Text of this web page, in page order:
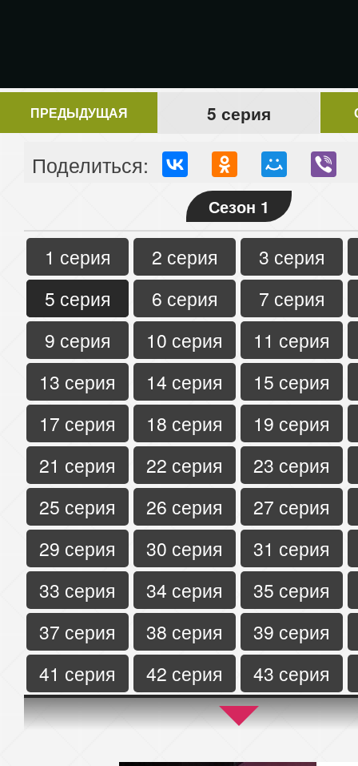
ПРЕДЫДУЩАЯ 5 серия
Поделиться:
Сезон 1
1 серия 2 серия
3 серия
5 серия
6 серия
7 серия
9 серия
10 серия
11 серия
13 серия
14 серия
15 серия
17 серия
18 серия
19 серия
21 серия
22 серия
23 серия
25 серия
26 серия
27 серия
29 серия
30 серия
31 серия
33 серия
34 серия
35 серия
37 серия
38 серия
39 серия
41 серия
42 серия
43 серия
45 серия
46 серия
47 серия
50 серия
51 серия